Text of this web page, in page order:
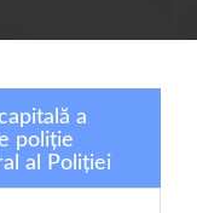
a
poliție
al Poliției